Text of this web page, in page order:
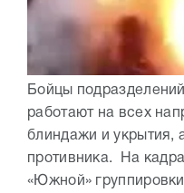
Бойцы
работают на всех
блиндажи и укрытия,
противника. На
«Южной»